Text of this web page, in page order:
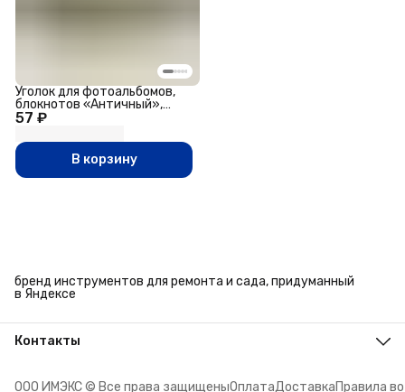
57 ₽
Уголок для фотоальбомов,
блокнотов «Античный»,
металл под золото,
В корзину
бренд инструментов для ремонта и сада, придуманный
в Яндексе
Контакты
Телефон
ООО ИМЭКС © Все права защищеныОплатаДоставкаПравила